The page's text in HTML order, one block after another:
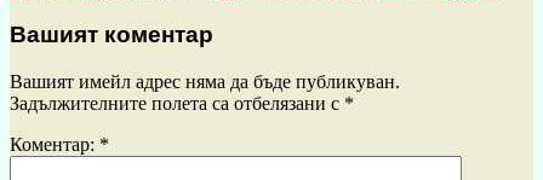
Вашият коментар
Вашият имейл адрес няма да бъде публикуван.
Задължителните полета са отбелязани с *
Коментар: *